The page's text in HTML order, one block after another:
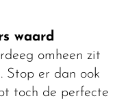
waard
omheen zit
Stop er dan ook
toch de perfecte